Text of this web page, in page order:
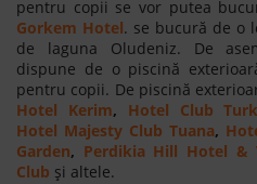
pentru copii se vor putea
Gorkem Hotel. se bucură de o
de laguna Oludeniz. De
dispune de o piscină
pentru copii. De piscină
Hotel Kerim, Hotel Club
Hotel Majesty Club Tuana,
Garden, Perdikia Hill Hotel &
Club și altele.